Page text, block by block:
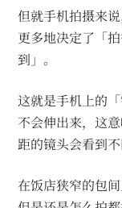
但就手机拍摄来
更多地决定了「
到」。
这就是手机上的
不会伸出来，这
距的镜头会看到不
在饭店狭窄的包